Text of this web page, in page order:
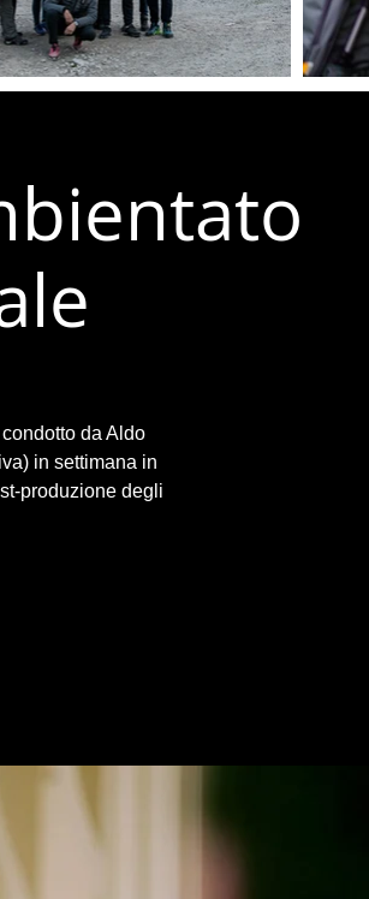
da Aldo
in settimana in
produzione degli